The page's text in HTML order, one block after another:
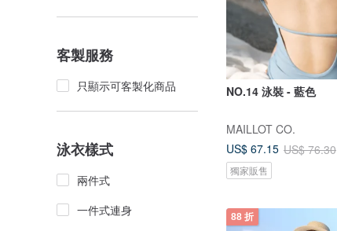
客製服務
只顯示可客製化商品
泳衣樣式
兩件式
一件式連身
NO.14 泳裝 - 藍色
MAILLOT CO.
US$ 67.15 US$ 76.30
獨家販售
88 折